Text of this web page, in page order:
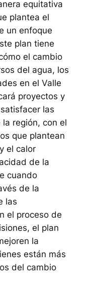
equitativa
plantea el
un enfoque
plan tiene
el cambio
del agua, los
en el Valle
proyectos y
las
región, con el
que plantean
el calor
de la
cuando
de la
las
el proceso de
el plan
la
están más
del cambio